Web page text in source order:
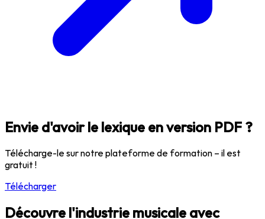
Envie d'avoir le lexique en version PDF ?
Télécharge-le sur notre plateforme de formation – il est
gratuit !
Télécharger
Découvre l'industrie musicale avec